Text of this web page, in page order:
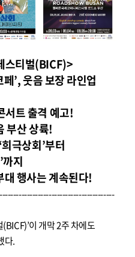
스티벌(BICF)>
’, 웃음 보장 라인업
서트 출격 예고!
부산 상륙!
극상회’부터
지
행사는 계속된다!
이 개막 2주 차에도
다.